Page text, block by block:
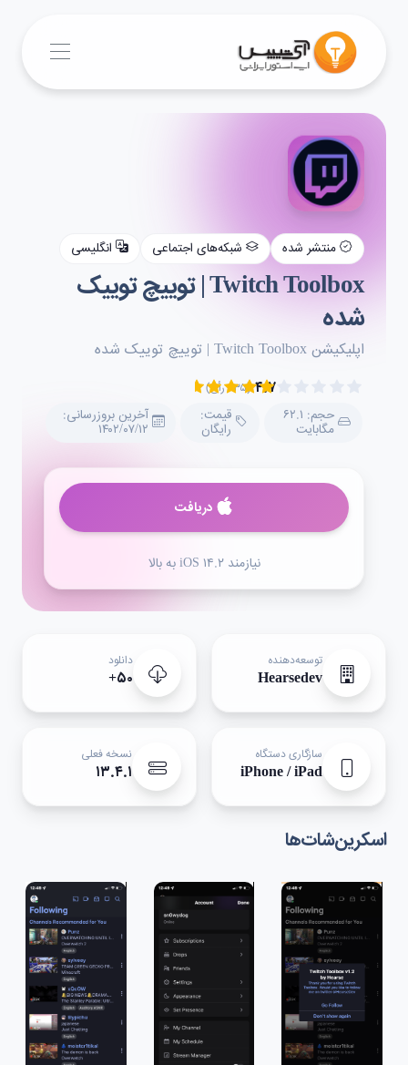
منتشر شده شبکه‌های اجتماعی انگلیسی
Twitch Toolbox | توییچ توییک
شده
اپلیکیشن Twitch Toolbox | توییچ توییک شده
۴.۷ (۲۳۵ رأی)
حجم: ۶۲.۱
مگابایت
قیمت:
رایگان
آخرین بروزرسانی:
۱۴۰۲/۰۷/۱۲
دریافت
نیازمند iOS ۱۴.۲ به بالا
توسعه‌دهنده
Hearsedev
دانلود
۵۰+
سازگاری دستگاه
iPhone / iPad
نسخه فعلی
۱۳.۴.۱
اسکرین‌شات‌ها